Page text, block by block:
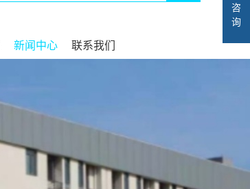
新闻中心 联系我们
咨
询